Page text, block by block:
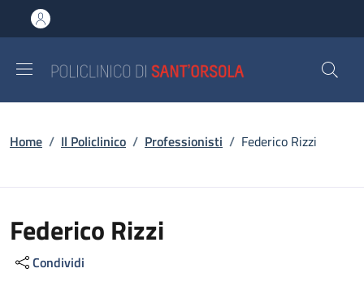
al contenuto principale
to footer content
Briciole di pane
Home / Il Policlinico / Professionisti / Federico Rizzi
Federico Rizzi
Condividi